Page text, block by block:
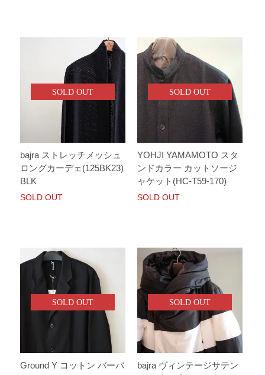
SOLD OUT
bajra ストレッチメッシュ
ロングカーデェ(125BK23)
BLK
SOLD OUT
SOLD OUT
YOHJI YAMAMOTO スタ
ンドカラー カットソージ
ャケット(HC-T59-170)
SOLD OUT
SOLD OUT
Ground Y コットン バーバ
SOLD OUT
bajra ヴィンテージサテン